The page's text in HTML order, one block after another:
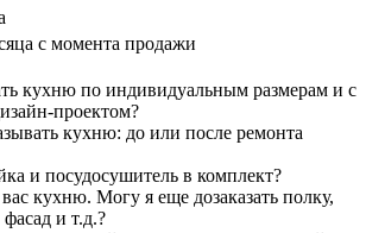
с момента продажи
кухню по индивидуальным размерам и с
проектом?
кухню: до или после ремонта
и посудосушитель в комплект?
кухню. Могу я еще дозаказать полку,
и т.д.?